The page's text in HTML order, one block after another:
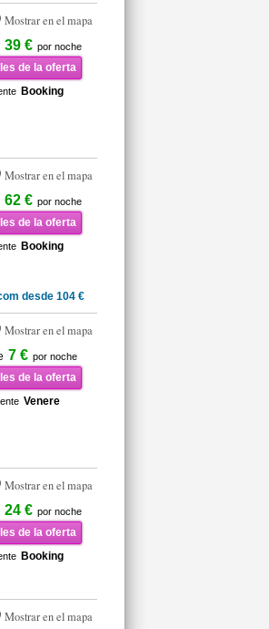
Mostrar en el mapa
39 € por noche
de la oferta
Booking
Mostrar en el mapa
62 € por noche
de la oferta
Booking
desde 104 €
Mostrar en el mapa
7 € por noche
de la oferta
Venere
Mostrar en el mapa
24 € por noche
de la oferta
Booking
Mostrar en el mapa